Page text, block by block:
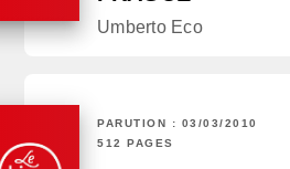
Umberto Eco
PARUTION : 03/03/2010
512 PAGES